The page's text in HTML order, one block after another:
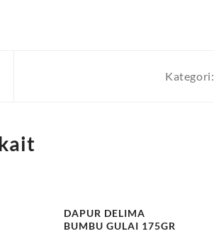
Kategori:
DAPUR DELIMA
BUMBU GULAI 175GR